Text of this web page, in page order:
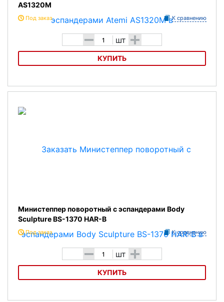
AS1320M
Под заказ К сравнению
- шт +
КУПИТЬ
Министеппер поворотный с эспандерами Atemi AS1320M
Министеппер поворотный с эспандерами Body
Sculpture BS-1370 HAR-B
Под заказ К сравнению
- шт +
КУПИТЬ